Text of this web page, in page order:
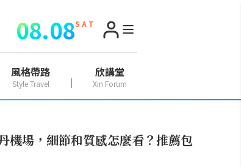
08.08S A T
風格帶路
Style Travel
欣講堂
Xin Forum
場，細節和質感怎麼看？推薦包